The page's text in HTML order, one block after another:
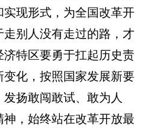
现形式，为全国改革开
别人没有走过的路，才
特区要勇于扛起历史责
化，按照国家发展新要
扬敢闯敢试、敢为人
，始终站在改革开放最